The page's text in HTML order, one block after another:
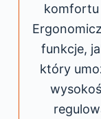
komfortu
funkcje,
który